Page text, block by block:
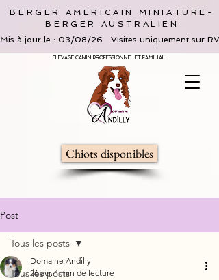
BERGER AMERICAIN MINIATURE-
BERGER AUSTRALIEN
Mis à jour le : 03/08/26   Visites uniquement sur
ELEVAGE CANIN PROFESSIONNEL ET FAMILIAL
Chiots disponibles
Post
Tous les posts
Tous les posts
Domaine Andilly
26 avr. 1 min de lecture